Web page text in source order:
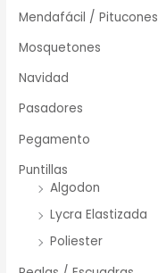
Mendafácil / Pitucones
Mosquetones
Navidad
Pasadores
Pegamento
Puntillas
Algodon
Lycra Elastizada
Poliester